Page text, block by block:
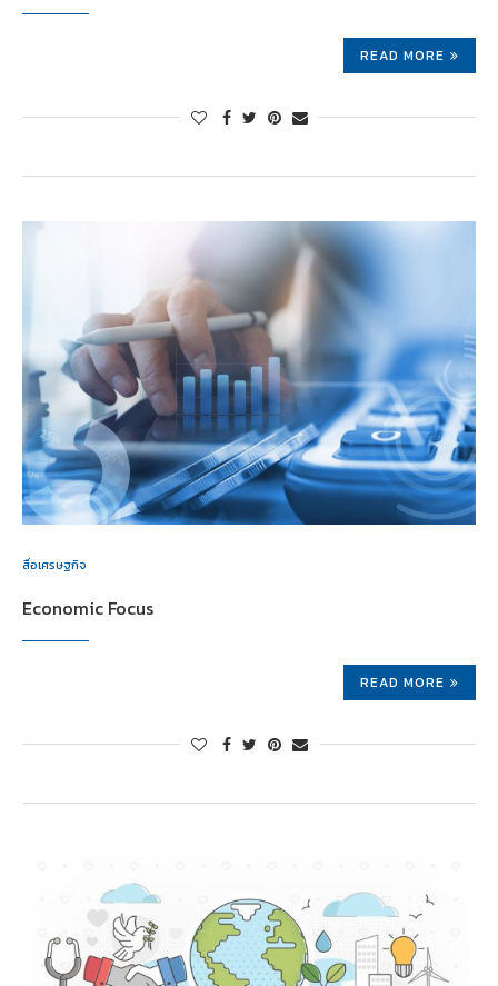
READ MORE
สื่อเศรษฐกิจ
Economic Focus
READ MORE